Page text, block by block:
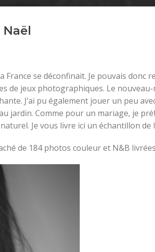
se déconfinait. Je pouvais donc
de jeux photographiques. Le
J’ai pu également jouer un peu
jardin. Comme pour un mariage, je
Je vous livre ici un échantillon de
de 184 photos couleur et N&B